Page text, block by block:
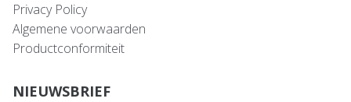
Privacy Policy
Algemene voorwaarden
Productconformiteit
NIEUWSBRIEF